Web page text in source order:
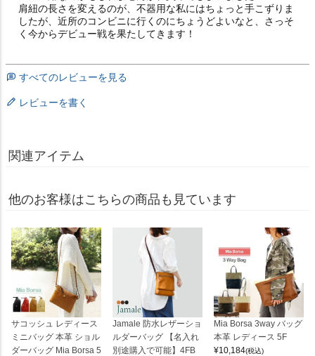
肩紐の長さを変えるのが、不器用な私にはちょっと手こずりま
したが、近所のコンビニに行くのにちょうどよいなと、さっそ
く今からデビュー戦を果たしてきます！
すべてのレビューを見る
レビューを書く
関連アイテム
他のお客様はこちらの商品も見ています
サコッシュ レディース
ミニバッグ 本革 ショル
ダーバッグ Mia Borsa 5
Jamale 防水レザーショ
ルダーバッグ 【名入れ
別途購入で可能】4FB
Mia Borsa 3way バッグ
本革 レディース 5F
¥10,184(税込)